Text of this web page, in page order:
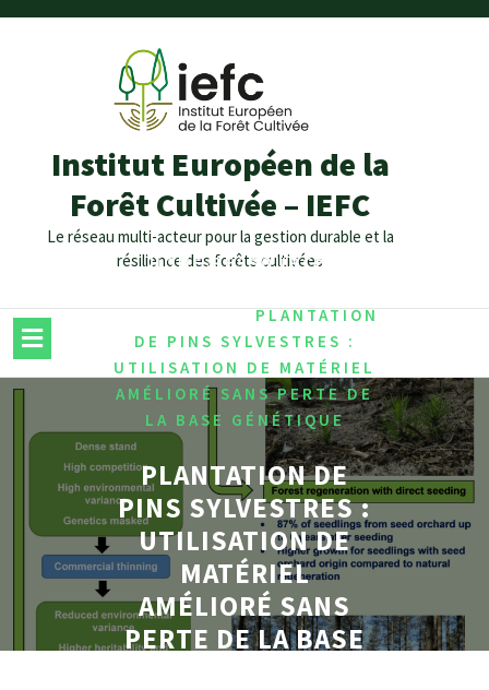
Institut Européen de la
Forêt Cultivée – IEFC
Le réseau multi-acteur pour la gestion durable et la
résilience des forêts cultivées
HOME/ RESSOURCES
BIODIVERSITY/PLANTATION
DE PINS SYLVESTRES :
UTILISATION DE MATÉRIEL
AMÉLIORÉ SANS PERTE DE
LA BASE GÉNÉTIQUE
PLANTATION DE
PINS SYLVESTRES :
UTILISATION DE
MATÉRIEL
AMÉLIORÉ SANS
PERTE DE LA BASE